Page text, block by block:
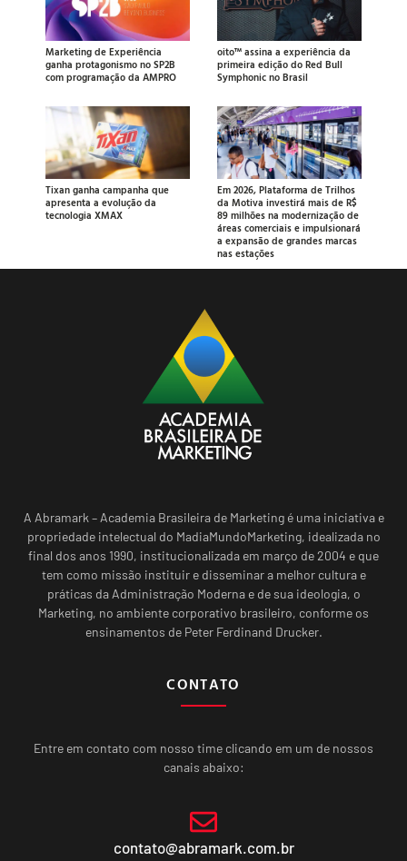
Marketing de Experiência
ganha protagonismo no SP2B
com programação da AMPRO
oito™ assina a experiência da
primeira edição do Red Bull
Symphonic no Brasil
Tixan ganha campanha que
apresenta a evolução da
tecnologia XMAX
Em 2026, Plataforma de Trilhos
da Motiva investirá mais de R$
89 milhões na modernização de
áreas comerciais e impulsionará
a expansão de grandes marcas
nas estações
A Abramark – Academia Brasileira de Marketing é uma iniciativa e
propriedade intelectual do MadiaMundoMarketing, idealizada no
final dos anos 1990, institucionalizada em março de 2004 e que
tem como missão instituir e disseminar a melhor cultura e
práticas da Administração Moderna e de sua ideologia, o
Marketing, no ambiente corporativo brasileiro, conforme os
ensinamentos de Peter Ferdinand Drucker.
CONTATO
Entre em contato com nosso time clicando em um de nossos
canais abaixo:
contato@abramark.com.br